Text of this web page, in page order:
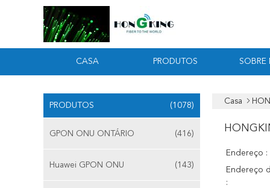
CASA PRODUTOS SOBRE
PRODUTOS (1078)
GPON ONU ONTÁRIO (416)
Huawei GPON ONU (143)
Casa
Endereço :
Endereço
: